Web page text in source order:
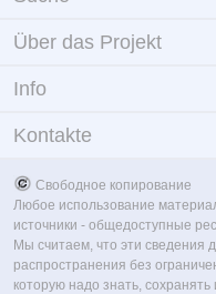
Über das Projekt
Info
Kontakte
Свободное копирование
Любое использование
источники - общедоступные
Мы считаем, что эти сведения
распространения без
которую надо знать,